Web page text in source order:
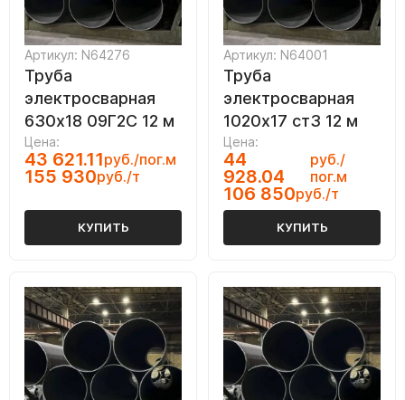
Артикул: N64276
Труба
электросварная
630х18 09Г2С 12 м
Цена:
43 621.11руб./пог.м
155 930руб./т
КУПИТЬ
Артикул: N64001
Труба
электросварная
1020х17 ст3 12 м
Цена:
44
928.04
руб./
пог.м
106 850руб./т
КУПИТЬ